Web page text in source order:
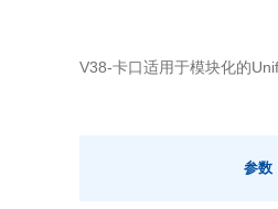
V38-卡口适用于模块化的
参数